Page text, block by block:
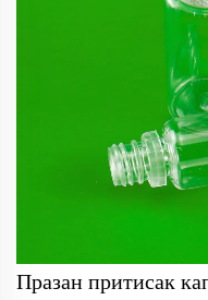
Празан притисак